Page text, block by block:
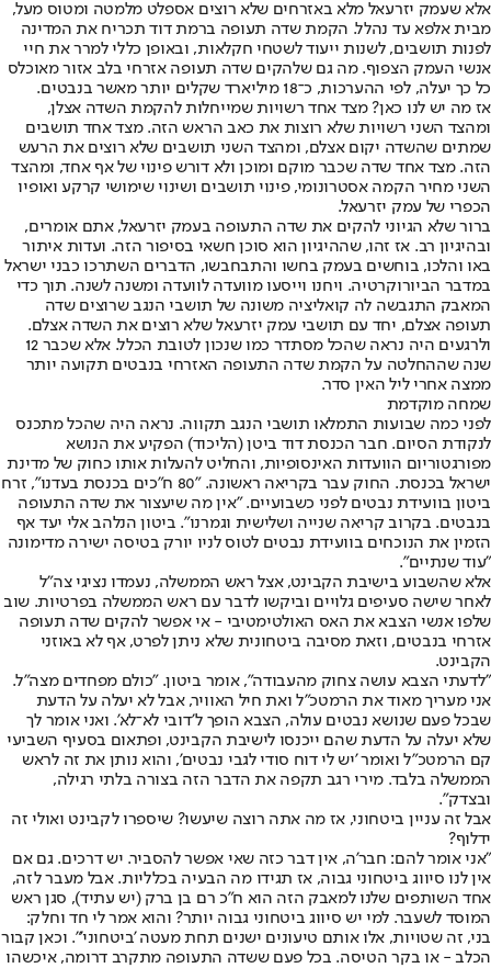
אלא שעמק יזרעאל מלא באזרחים שלא רוצים אספלט מלמטה ומטוס מעל,
מבית אלפא עד נהלל. הקמת שדה תעופה ברמת דוד תכריח את המדינה
לפנות תושבים, לשנות ייעוד לשטחי חקלאות, ובאופן כללי למרר את חיי
אנשי העמק הצפוף. מה גם שלהקים שדה תעופה אזרחי בלב אזור מאוכלס
כל כך יעלה, לפי ההערכות, כ־18 מיליארד שקלים יותר מאשר בנבטים.
אז מה יש לנו כאן? מצד אחד רשויות שמייחלות להקמת השדה אצלן,
ומהצד השני רשויות שלא רוצות את כאב הראש הזה. מצד אחד תושבים
שמתים שהשדה יקום אצלם, ומהצד השני תושבים שלא רוצים את הרעש
הזה. מצד אחד שדה שכבר מוקם ומוכן ולא דורש פינוי של אף אחד, ומהצד
השני מחיר הקמה אסטרונומי, פינוי תושבים ושינוי שימושי קרקע ואופיו
הכפרי של עמק יזרעאל.
ברור שלא הגיוני להקים את שדה התעופה בעמק יזרעאל, אתם אומרים,
ובהיגיון רב. אז זהו, שההיגיון הוא סוכן חשאי בסיפור הזה. ועדות איתור
באו והלכו, בוחשים בעמק בחשו והתבחבשו, הדברים השתרכו כבני ישראל
במדבר הביורוקרטיה. ויחנו וייסעו מוועדה לוועדה ומשנה לשנה. תוך כדי
המאבק התגבשה לה קואליציה משונה של תושבי הנגב שרוצים שדה
תעופה אצלם, יחד עם תושבי עמק יזרעאל שלא רוצים את השדה אצלם.
ולרגעים היה נראה שהכל מסתדר כמו שנכון לטובת הכלל. אלא שכבר 12
שנה שההחלטה על הקמת שדה התעופה האזרחי בנבטים תקועה יותר
ממצה אחרי ליל האין סדר.
שמחה מוקדמת
לפני כמה שבועות התמלאו תושבי הנגב תקווה. נראה היה שהכל מתכנס
לנקודת הסיום. חבר הכנסת דוד ביטן (הליכוד) הפקיע את הנושא
מפורגטוריום הוועדות האינסופיות, והחליט להעלות אותו כחוק של מדינת
ישראל בכנסת. החוק עבר בקריאה ראשונה. "80 ח"כים בכנסת בעדנו", זרח
ביטון בוועידת נבטים לפני כשבועיים. "אין מה שיעצור את שדה התעופה
בנבטים. בקרוב קריאה שנייה ושלישית וגמרנו". ביטון הנלהב אלי יעד אף
הזמין את הנוכחים בוועידת נבטים לטוס לניו יורק בטיסה ישירה מדימונה
"עוד שנתיים".
אלא שהשבוע בישיבת הקבינט, אצל ראש הממשלה, נעמדו נציגי צה"ל
לאחר שישה סעיפים גלויים וביקשו לדבר עם ראש הממשלה בפרטיות. שוב
שלפו אנשי הצבא את האס האולטימטיבי - אי אפשר להקים שדה תעופה
אזרחי בנבטים, וזאת מסיבה ביטחונית שלא ניתן לפרט, אף לא באוזני
הקבינט.
"לדעתי הצבא עושה צחוק מהעבודה", אומר ביטון. "כולם מפחדים מצה"ל.
אני מעריך מאוד את הרמטכ"ל ואת חיל האוויר, אבל לא יעלה על הדעת
שבכל פעם שנושא נבטים עולה, הצבא הופך ל'דובי לא־לא'. ואני אומר לך
שלא יעלה על הדעת שהם ייכנסו לישיבת הקבינט, ופתאום בסעיף השביעי
קם הרמטכ"ל ואומר 'יש לי דוח סודי לגבי נבטים', והוא נותן את זה לראש
הממשלה בלבד. מירי רגב תקפה את הדבר הזה בצורה בלתי רגילה,
ובצדק".
אבל זה עניין ביטחוני, אז מה אתה רוצה שיעשו? שיספרו לקבינט ואולי זה
ידלוף?
"אני אומר להם: חבר'ה, אין דבר כזה שאי אפשר להסביר. יש דרכים. גם אם
אין לנו סיווג ביטחוני גבוה, אז תגידו מה הבעיה בכלליות. אבל מעבר לזה,
אחד השותפים שלנו למאבק הזה הוא ח"כ רם בן ברק (יש עתיד), סגן ראש
המוסד לשעבר. למי יש סיווג ביטחוני גבוה יותר? והוא אמר לי חד וחלק:
בני, זה שטויות, אלו אותם טיעונים ישנים תחת מעטה 'ביטחוני'". וכאן קבור
הכלב - או בקר הטיסה. בכל פעם ששדה התעופה מתקרב דרומה, איכשהו